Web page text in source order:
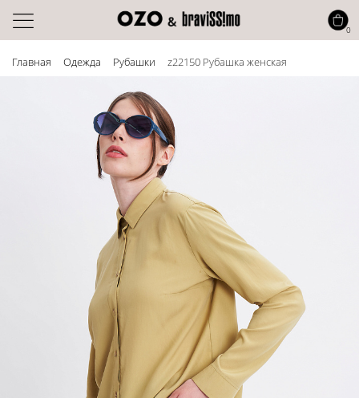
Главная Одежда Рубашки z22150 Рубашка женская
0